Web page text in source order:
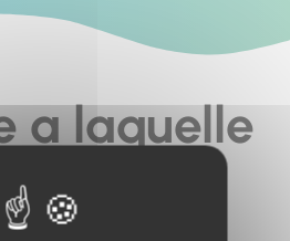
a laquelle
à
n'existe